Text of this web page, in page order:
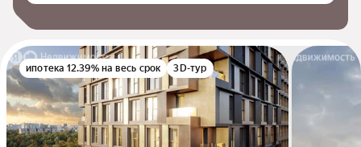
ипотека 12.39% на весь срок 3D-тур